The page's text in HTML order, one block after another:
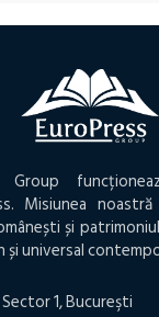
Group
Misiunea
și
universal
Sector 1, Bucureşti